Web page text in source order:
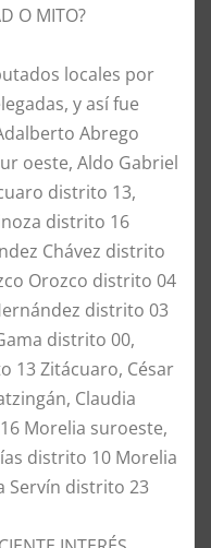
O MITO?
locales por
y así fue
Abrego
oeste, Aldo Gabriel
distrito 13,
distrito 16
Chávez distrito
Orozco distrito 04
distrito 03
distrito 00,
13 Zitácuaro, César
Claudia
Morelia suroeste,
distrito 10 Morelia
Servín distrito 23